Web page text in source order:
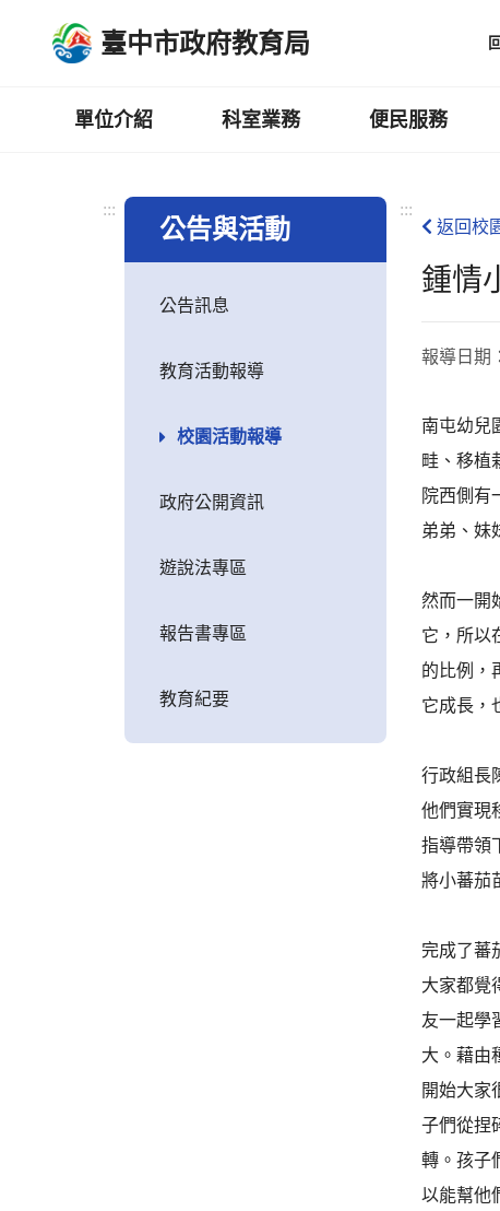
臺中市政府教育局
單位介紹 科室業務 便民服務
:::
公告與活動
公告訊息
教育活動報導
校園活動報導
政府公開資訊
遊說法專區
報告書專區
教育紀要
:::
返回校
鍾情
報導日期：
南屯幼兒
畦、移植
院西側有
弟弟、妹
然而一開
它，所以
的比例，
它成長，
行政組長
他們實現
指導帶領
將小蕃茄
完成了蕃
大家都覺
友一起學
大。藉由
開始大家
子們從捏
轉。孩子
以能幫他